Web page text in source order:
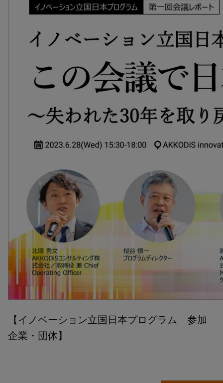
【イノベーション立国日本プログラム 参加
企業・団体】